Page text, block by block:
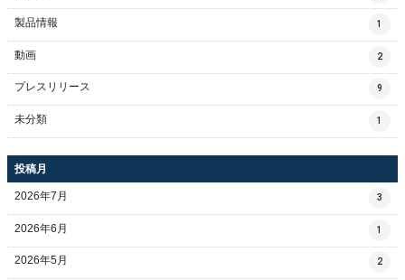
製品情報 1
動画 2
プレスリリース 9
未分類 1
投稿月
2026年7月 3
2026年6月 1
2026年5月 2